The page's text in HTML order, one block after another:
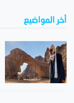
أخر المواضيع